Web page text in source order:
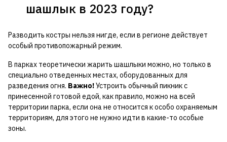
шашлык в 2023 году?
Разводить костры нельзя нигде, если в регионе действует
особый противопожарный режим.
В парках теоретически жарить шашлыки можно, но только в
специально отведенных местах, оборудованных для
разведения огня. Важно!Устроить обычный пикник с
принесенной готовой едой, как правило, можно на всей
территории парка, если она не относится к особо охраняемым
территориям, для этого не нужно идти в какие-то особые
зоны.